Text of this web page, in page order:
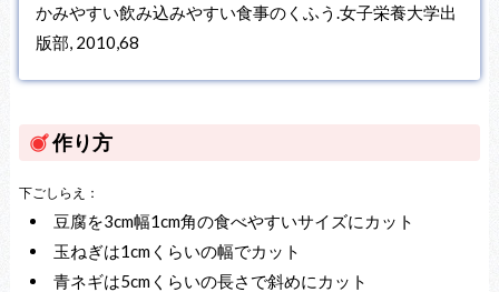
かみやすい飲み込みやすい食事のくふう.女子栄養大学出
版部, 2010,68
作り方
下ごしらえ：
豆腐を3cm幅1cm角の食べやすいサイズにカット
玉ねぎは1cmくらいの幅でカット
青ネギは5cmくらいの長さで斜めにカット